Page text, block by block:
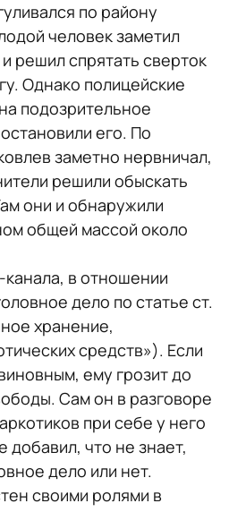
по району
человек заметил
решил спрятать сверток
Однако полицейские
подозрительное
его. По
заметно нервничал,
решили обыскать
они и обнаружили
общей массой около
в отношении
дело по статье ст.
хранение,
средств»). Если
ему грозит до
Сам он в разговоре
при себе у него
добавил, что не знает,
дело или нет.
своими ролями в